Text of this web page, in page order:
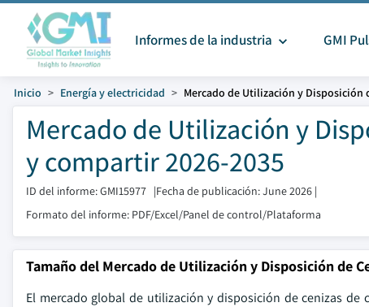
Informes de la industria GMI
Inicio Energía y electricidad Mercado de Utilización y Disposición
Mercado de Utilización y
y compartir 2026-2035
ID del informe: GMI15977 |Fecha de publicación: June 2026 |
Formato del informe: PDF/Excel/Panel de control/Plataforma
Tamaño del Mercado de Utilización y Disposición de
El mercado global de utilización y disposición de cenizas de